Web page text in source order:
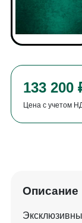
133 200
Цена с учетом
Описание